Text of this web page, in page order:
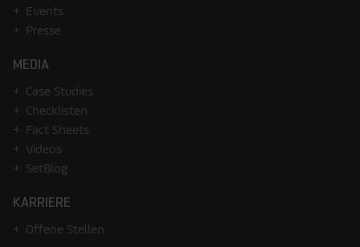
Events
Presse
MEDIA
Case Studies
Checklisten
Fact Sheets
Videos
SetBlog
KARRIERE
Offene Stellen